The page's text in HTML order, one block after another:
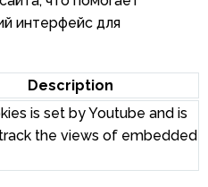
интерфейс для
Description
is set by Youtube and is
the views of embedded